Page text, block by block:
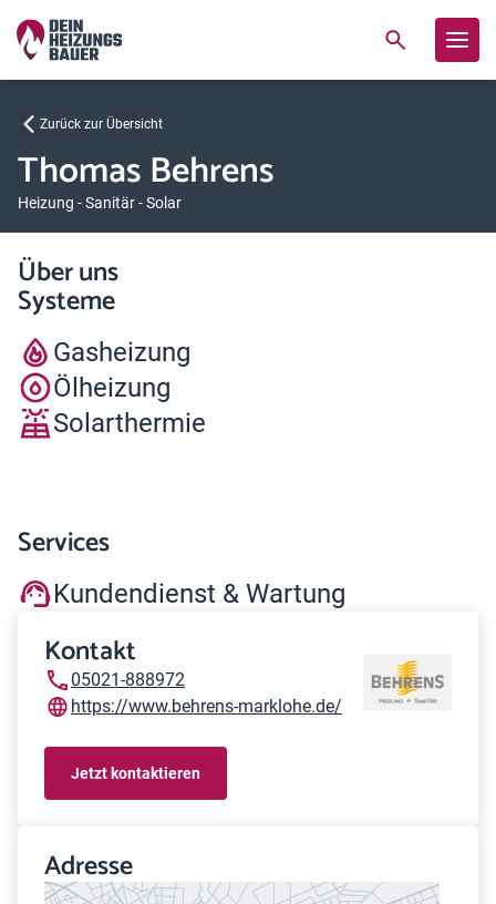
Zurück zur Übersicht
Thomas Behrens
Heizung - Sanitär - Solar
Über uns
Systeme
Gasheizung
Ölheizung
Solarthermie
Services
Kundendienst & Wartung
Kontakt
05021-888972
https://www.behrens-marklohe.de/
Jetzt kontaktieren
Adresse